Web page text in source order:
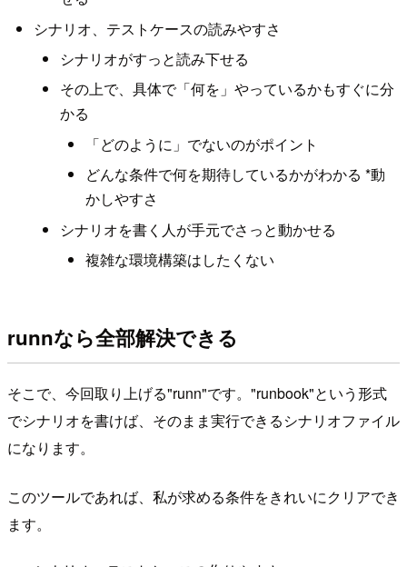
シナリオ、テストケースの読みやすさ
シナリオがすっと読み下せる
その上で、具体で「何を」やっているかもすぐに分
かる
「どのように」でないのがポイント
どんな条件で何を期待しているかがわかる *動
かしやすさ
シナリオを書く人が手元でさっと動かせる
複雑な環境構築はしたくない
runnなら全部解決できる
そこで、今回取り上げる"runn"です。"runbook"という形式
でシナリオを書けば、そのまま実行できるシナリオファイル
になります。
このツールであれば、私が求める条件をきれいにクリアでき
ます。